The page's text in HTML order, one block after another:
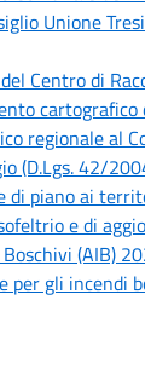
Unione
Centro di
cartografico
regionale al
(D.Lgs. 42/
di piano ai
e di
(AIB)
per gli incendi